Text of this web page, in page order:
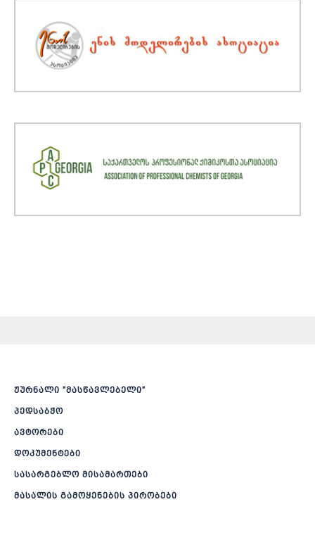
ჟურნალი ”მასწავლებელი”
პედსაბჭო
ავტორები
დოკუმენტები
სასარგებლო მისამართები
მასალის გამოყენების პირობები